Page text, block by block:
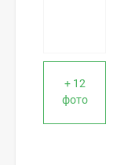
+ 12
фото